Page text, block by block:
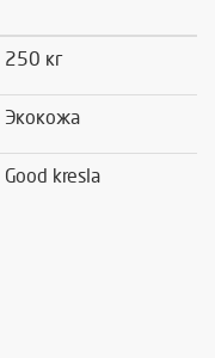
250 кг
Экокожа
Good kresla